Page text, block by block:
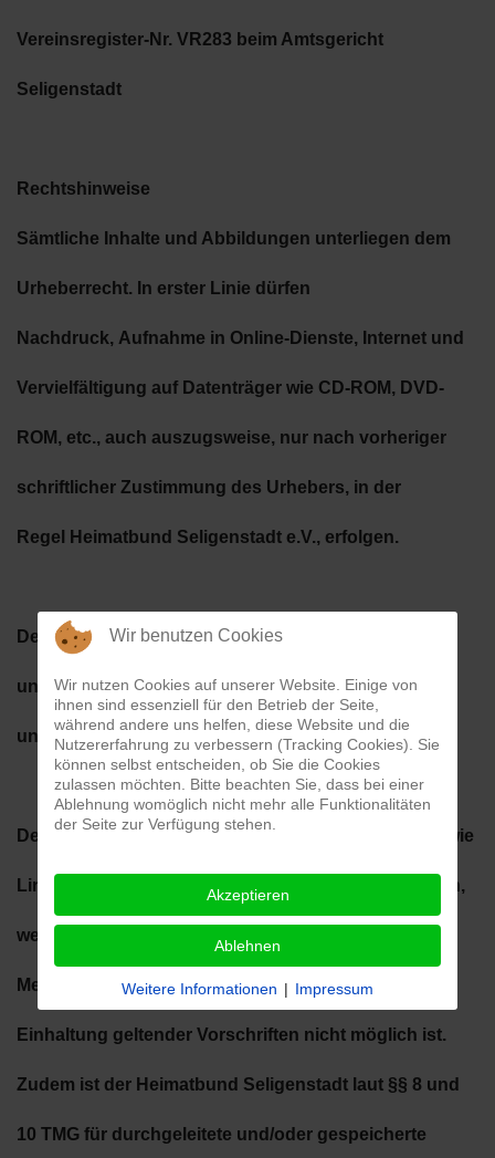
Vereinsregister-Nr. VR283 beim Amtsgericht
Seligenstadt
Rechtshinweise
Sämtliche Inhalte und Abbildungen unterliegen dem
Urheberrecht. In erster Linie dürfen
Nachdruck, Aufnahme in Online-Dienste, Internet und
Vervielfältigung auf Datenträger wie CD-ROM, DVD-
ROM, etc., auch auszugsweise, nur nach vorheriger
schriftlicher Zustimmung des Urhebers, in der
Regel Heimatbund Seligenstadt e.V., erfolgen.
Der Heimatbund Seligenstadt e.V. haftet nicht für
unverlangt eingesandte Inhalte, Manuskripte
und Fotos.
Der Heimatbund Seligenstadt ist bemüht, Inhalte sowie
Links stets im rechtlichen Rahmen zu veröffentlichen,
weist vorsorglich aber darauf hin, dass aufgrund der
Menge eine regelmäßigeÜberprüfung auf die
Einhaltung geltender Vorschriften nicht möglich ist.
Zudem ist der Heimatbund Seligenstadt laut §§ 8 und
10 TMG für durchgeleitete und/oder gespeicherte
Wir benutzen Cookies
Wir nutzen Cookies auf unserer Website. Einige von
ihnen sind essenziell für den Betrieb der Seite,
während andere uns helfen, diese Website und die
Nutzererfahrung zu verbessern (Tracking Cookies). Sie
können selbst entscheiden, ob Sie die Cookies
zulassen möchten. Bitte beachten Sie, dass bei einer
Ablehnung womöglich nicht mehr alle Funktionalitäten
der Seite zur Verfügung stehen.
Akzeptieren
Ablehnen
Weitere Informationen | Impressum